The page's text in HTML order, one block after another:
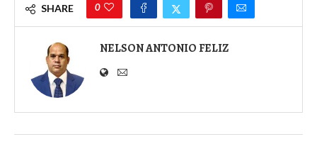
SHARE 0
NELSON ANTONIO FELIZ